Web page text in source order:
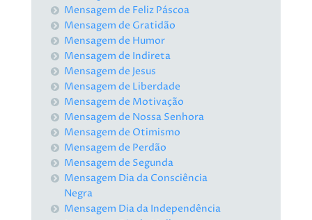
Mensagem de Feliz Páscoa
Mensagem de Gratidão
Mensagem de Humor
Mensagem de Indireta
Mensagem de Jesus
Mensagem de Liberdade
Mensagem de Motivação
Mensagem de Nossa Senhora
Mensagem de Otimismo
Mensagem de Perdão
Mensagem de Segunda
Mensagem Dia da Consciência
Negra
Mensagem Dia da Independência